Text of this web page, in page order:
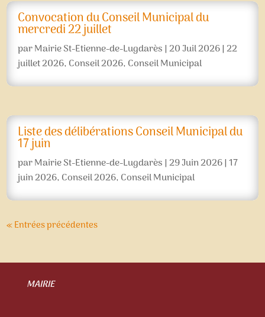
Convocation du Conseil Municipal du
mercredi 22 juillet
parMairie St-Etienne-de-Lugdarès|20 Juil 2026|22
juillet 2026, Conseil 2026, Conseil Municipal
Liste des délibérations Conseil Municipal du
17 juin
parMairie St-Etienne-de-Lugdarès|29 Juin 2026|17
juin 2026, Conseil 2026, Conseil Municipal
« Entrées précédentes
MAIRIE